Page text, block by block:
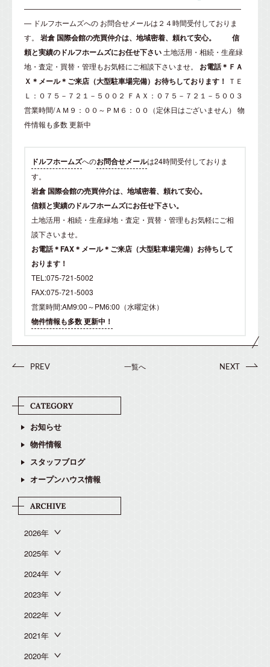
——————————————————————————————
— ドルフホームズへの お問合せメールは２４時間受付しておりま
す。 岩倉 国際会館の売買仲介は、地域密着、頼れて安心。
信
頼と実績のドルフホームズにお任せ下さい 土地活用・相続・生産緑
地・査定・買替・管理もお気軽にご相談下さいませ。 お電話＊ＦＡ
Ｘ＊メール＊ご来店（大型駐車場完備）お待ちしております！
ＴＥ
Ｌ：０７５－７２１－５００２ ＦＡＸ：０７５－７２１－５００３
営業時間/ＡＭ９：００～ＰＭ６：００（定休日はございません） 物
件情報も多数 更新中
ドルフホームズへのお問合せメールは24時間受付しておりま
す。
岩倉 国際会館の売買仲介は、地域密着、頼れて安心。
信頼と実績のドルフホームズにお任せ下さい。
土地活用・相続・生産緑地・査定・買替・管理もお気軽にご相
談下さいませ。
お電話＊FAX＊メール＊ご来店（大型駐車場完備）お待ちして
おります！
TEL:075-721-5002
FAX:075-721-5003
営業時間:AM9:00～PM6:00（水曜定休）
物件情報も多数 更新中！
PREV 一覧へ NEXT
お知らせ
物件情報
スタッフブログ
オープンハウス情報
2026年
2025年
2024年
2023年
2022年
2021年
2020年